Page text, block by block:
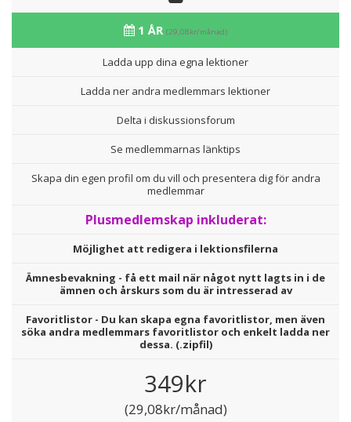
1 ÅR (29,08kr/månad)
Ladda upp dina egna lektioner
Ladda ner andra medlemmars lektioner
Delta i diskussionsforum
Se medlemmarnas länktips
Skapa din egen profil om du vill och presentera dig för andra
medlemmar
Plusmedlemskap inkluderat:
Möjlighet att redigera i lektionsfilerna
Ämnesbevakning - få ett mail när något nytt lagts in i de
ämnen och årskurs som du är intresserad av
Favoritlistor - Du kan skapa egna favoritlistor, men även
söka andra medlemmars favoritlistor och enkelt ladda ner
dessa. (.zipfil)
349kr
(29,08kr/månad)